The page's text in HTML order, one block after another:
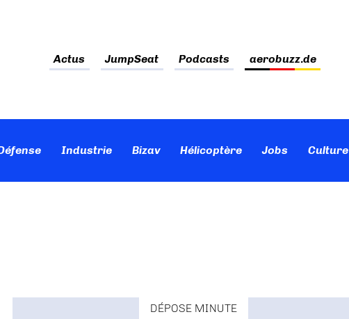
Actus JumpSeat Podcasts aerobuzz.de
Industrie Bizav Hélicoptère Jobs
DÉPOSE MINUTE